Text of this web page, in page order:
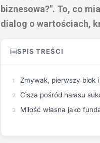
biznesowa?". To, co
dialog o wartościach,
SPIS TREŚCI
Zmywak, pierwszy blok
Cisza pośród hałasu
Miłość własna jako